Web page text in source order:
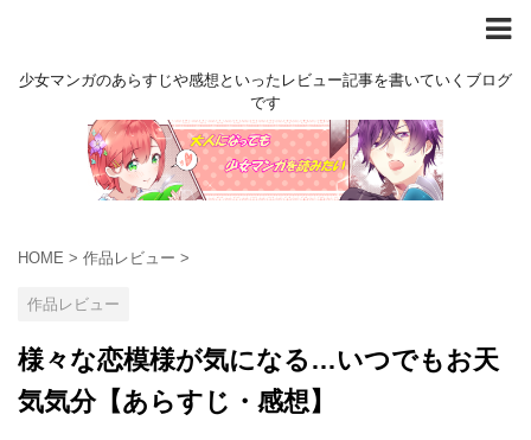
少女マンガのあらすじや感想といったレビュー記事を書いていくブログ
です
HOME > 作品レビュー >
作品レビュー
様々な恋模様が気になる…いつでもお天
気気分【あらすじ・感想】